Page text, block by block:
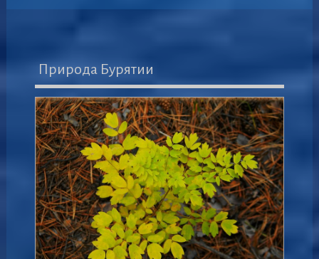
Природа Бурятии